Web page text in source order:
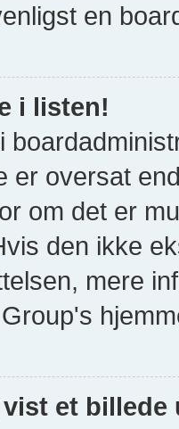
en
i listen!
er oversat
om det er
den ikke
mere
et